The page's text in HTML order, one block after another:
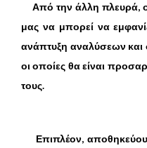
Από την άλλη πλευρά,
μας να μπορεί να
ανάπτυξη αναλύσεων και
οι οποίες θα είναι
τους.
Επιπλέον,